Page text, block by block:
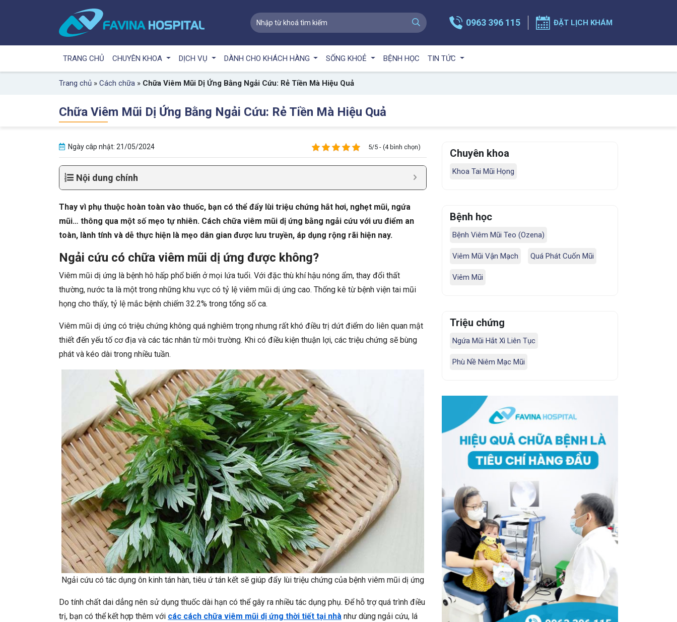
0963 396 115 ĐẶT LỊCH KHÁM
TRANG CHỦ CHUYÊN KHOA DỊCH VỤ DÀNH CHO KHÁCH HÀNG SỐNG KHOẺ BỆNH HỌC TIN TỨC
Trang chủ » Cách chữa » Chữa Viêm Mũi Dị Ứng Bằng Ngải Cứu: Rẻ Tiền Mà Hiệu Quả
Chữa Viêm Mũi Dị Ứng Bằng Ngải Cứu: Rẻ Tiền Mà Hiệu Quả
Ngày câp nhật: 21/05/2024 5/5 - (4 bình chọn)
Nội dung chính
Thay vì phụ thuộc hoàn toàn vào thuốc, bạn có thể đẩy lùi triệu chứng hắt hơi, nghẹt mũi, ngứa
mũi… thông qua một số mẹo tự nhiên. Cách chữa viêm mũi dị ứng bằng ngải cứu với ưu điểm an
toàn, lành tính và dễ thực hiện là mẹo dân gian được lưu truyền, áp dụng rộng rãi hiện nay.
Ngải cứu có chữa viêm mũi dị ứng được không?
Viêm mũi dị ứng là bệnh hô hấp phổ biến ở mọi lứa tuổi. Với đặc thù khí hậu nóng ẩm, thay đổi thất
thường, nước ta là một trong những khu vực có tỷ lệ viêm mũi dị ứng cao. Thống kê từ bệnh viện tai mũi
họng cho thấy, tỷ lệ mắc bệnh chiếm 32.2% trong tổng số ca.
Viêm mũi dị ứng có triệu chứng không quá nghiêm trọng nhưng rất khó điều trị dứt điểm do liên quan mật
thiết đến yếu tố cơ địa và các tác nhân từ môi trường. Khi có điều kiện thuận lợi, các triệu chứng sẽ bùng
phát và kéo dài trong nhiều tuần.
Ngải cứu có tác dụng ôn kinh tán hàn, tiêu ứ tán kết sẽ giúp đẩy lùi triệu chứng của bệnh viêm mũi dị ứng
Do tính chất dai dẳng nên sử dụng thuốc dài hạn có thể gây ra nhiều tác dụng phụ. Để hỗ trợ quá trình điều
trị, bạn có thể kết hợp thêm với các cách chữa viêm mũi dị ứng thời tiết tại nhà như dùng ngải cứu, lá
Chuyên khoa
Khoa Tai Mũi Họng
Bệnh học
Bệnh Viêm Mũi Teo (Ozena)
Viêm Mũi Vận Mạch Quá Phát Cuốn Mũi
Viêm Mũi
Triệu chứng
Ngứa Mũi Hắt Xì Liên Tục
Phù Nề Niêm Mạc Mũi